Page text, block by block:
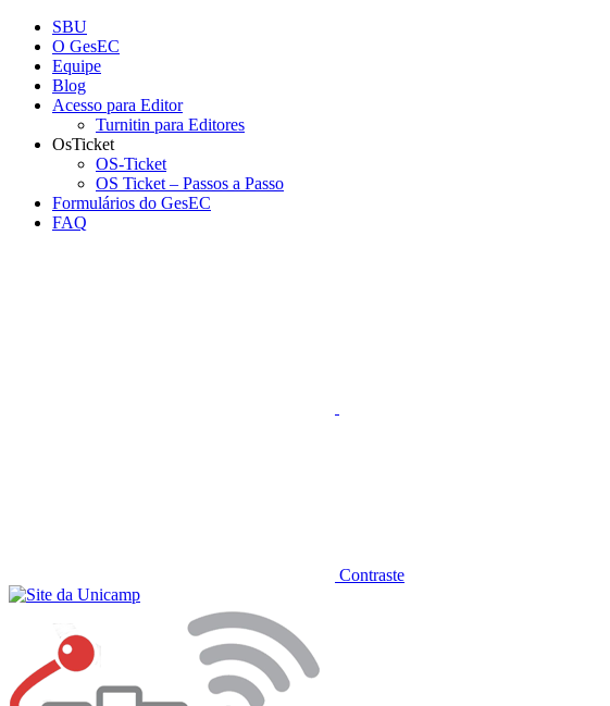
Conteúdo principal
SBU
O GesEC
Equipe
Blog
Acesso para Editor
Turnitin para Editores
OsTicket
OS-Ticket
OS Ticket – Passos a Passo
Formulários do GesEC
FAQ
Contraste